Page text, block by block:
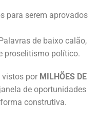
para serem aprovados
de baixo calão,
proselitismo político.
vistos por MILHÕES DE
de oportunidades
construtiva.